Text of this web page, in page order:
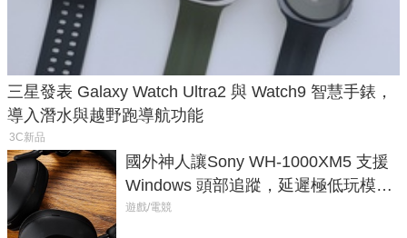
三星發表 Galaxy Watch Ultra2 與 Watch9 智慧手錶，
導入潛水與越野跑導航功能
3C新品
國外神人讓Sony WH-1000XM5 支援
Windows 頭部追蹤，延遲極低玩模擬
飛行超有感
遊戲/電競